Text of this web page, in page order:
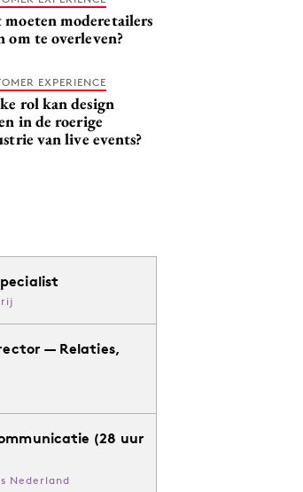
moeten moderetailers
om te overleven?
EXPERIENCE
rol kan design
in de roerige
van live events?
— Relaties,
(28 uur
Nederland